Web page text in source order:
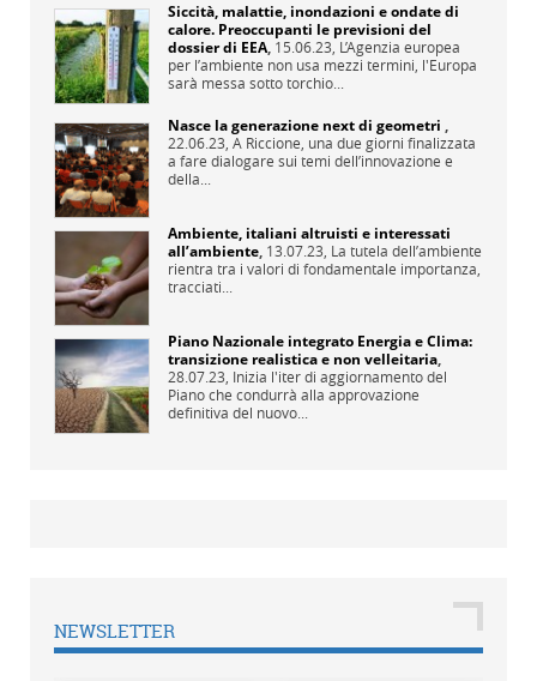
Siccità, malattie, inondazioni e ondate di
calore. Preoccupanti le previsioni del
dossier di EEA, 15.06.23, L’Agenzia europea
per l’ambiente non usa mezzi termini, l'Europa
sarà messa sotto torchio...
Nasce la generazione next di geometri ,
22.06.23, A Riccione, una due giorni finalizzata
a fare dialogare sui temi dell’innovazione e
della...
Ambiente, italiani altruisti e interessati
all’ambiente, 13.07.23, La tutela dell’ambiente
rientra tra i valori di fondamentale importanza,
tracciati...
Piano Nazionale integrato Energia e Clima:
transizione realistica e non velleitaria,
28.07.23, Inizia l'iter di aggiornamento del
Piano che condurrà alla approvazione
definitiva del nuovo...
NEWSLETTER